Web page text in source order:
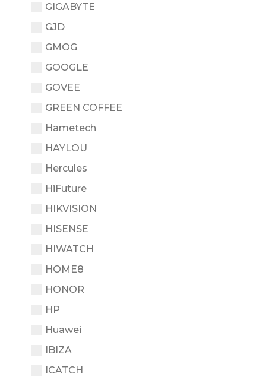
GIGABYTE
GJD
GMOG
GOOGLE
GOVEE
GREEN COFFEE
Hametech
HAYLOU
Hercules
HiFuture
HIKVISION
HISENSE
HIWATCH
HOME8
HONOR
HP
Huawei
IBIZA
ICATCH